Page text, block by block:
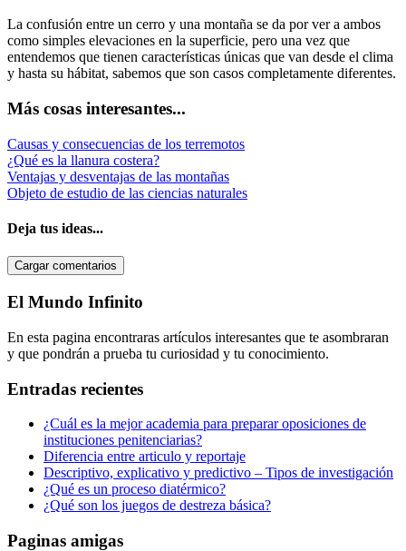
La confusión entre un cerro y una montaña se da por ver a ambos
como simples elevaciones en la superficie, pero una vez que
entendemos que tienen características únicas que van desde el clima
y hasta su hábitat, sabemos que son casos completamente diferentes.
Más cosas interesantes...
Causas y consecuencias de los terremotos
¿Qué es la llanura costera?
Ventajas y desventajas de las montañas
Objeto de estudio de las ciencias naturales
Deja tus ideas...
Cargar comentarios
Barra
lateral
primaria
El Mundo Infinito
En esta pagina encontraras artículos interesantes que te asombraran
y que pondrán a prueba tu curiosidad y tu conocimiento.
Entradas recientes
¿Cuál es la mejor academia para preparar oposiciones de
instituciones penitenciarias?
Diferencia entre articulo y reportaje
Descriptivo, explicativo y predictivo – Tipos de investigación
¿Qué es un proceso diatérmico?
¿Qué son los juegos de destreza básica?
Paginas amigas